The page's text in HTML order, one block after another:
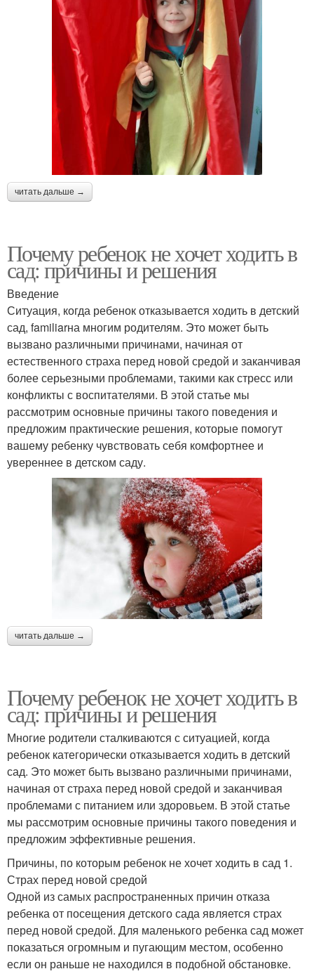
читать дальше →
Почему ребенок не хочет ходить в
сад: причины и решения
Введение
Ситуация, когда ребенок отказывается ходить в детский
сад, familiarна многим родителям. Это может быть
вызвано различными причинами, начиная от
естественного страха перед новой средой и заканчивая
более серьезными проблемами, такими как стресс или
конфликты с воспитателями. В этой статье мы
рассмотрим основные причины такого поведения и
предложим практические решения, которые помогут
вашему ребенку чувствовать себя комфортнее и
увереннее в детском саду.
читать дальше →
Почему ребенок не хочет ходить в
сад: причины и решения
Многие родители сталкиваются с ситуацией, когда
ребенок категорически отказывается ходить в детский
сад. Это может быть вызвано различными причинами,
начиная от страха перед новой средой и заканчивая
проблемами с питанием или здоровьем. В этой статье
мы рассмотрим основные причины такого поведения и
предложим эффективные решения.
Причины, по которым ребенок не хочет ходить в сад 1.
Страх перед новой средой
Одной из самых распространенных причин отказа
ребенка от посещения детского сада является страх
перед новой средой. Для маленького ребенка сад может
показаться огромным и пугающим местом, особенно
если он раньше не находился в подобной обстановке.